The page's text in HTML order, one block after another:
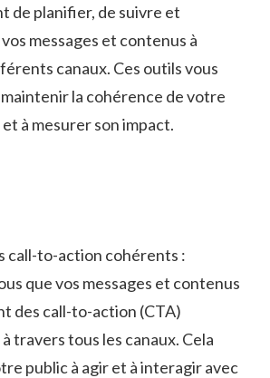
de planifier, de suivre et⁣
vos messages ‌et⁤ contenus à
canaux. Ces ⁣outils vous
la cohérence de votre
à mesurer son⁤ impact.
call-to-action cohérents :
que vos messages et contenus
‍des‍ call-to-action ‍(CTA)
travers tous les canaux. Cela
public à​ agir et à ‌interagir‍ avec